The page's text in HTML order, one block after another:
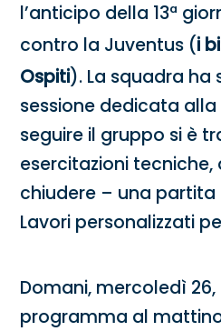
l’anticipo della 13ª
contro la Juventus (i
Ospiti). La squadra ha
sessione dedicata
seguire il gruppo si è
esercitazioni tecniche,
chiudere – una partita
Lavori personalizzati
Domani, mercoledì
programma al